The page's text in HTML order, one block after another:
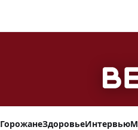
ГорожанеЗдоровьеИнтервью